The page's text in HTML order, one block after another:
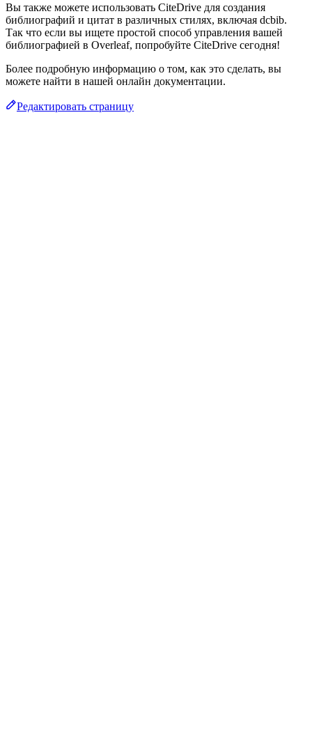
Вы также можете использовать CiteDrive для создания
библиографий и цитат в различных стилях, включая dcbib.
Так что если вы ищете простой способ управления вашей
библиографией в Overleaf, попробуйте CiteDrive сегодня!
Более подробную информацию о том, как это сделать, вы
можете найти в нашей онлайн документации.
Редактировать страницу